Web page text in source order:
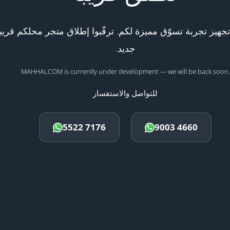
تجربة تسوّق مميزة لكم. ترقّبوا إطلاق متجر محلكم
جديد.
MAHHALCOM is currently under development — we will be back soon.
للتواصل والاستفسار
5522 7176 9003 4660